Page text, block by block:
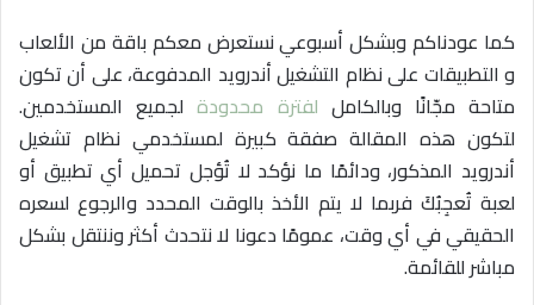
كما عودناكم وبشكل أسبوعي نستعرض معكم باقة من الألعاب
و التطبيقات على نظام التشغيل أندرويد المدفوعة، على أن تكون
متاحة مجّانًا وبالكامل لفترة محدودةلجميع المستخدمين.
لتكون هذه المقالة صفقة كبيرة لمستخدمي نظام تشغيل
أندرويد المذكور، ودائمًا ما نؤكد لا تُؤجل تحميل أي تطبيق أو
لعبة تُعجِبُكَ فربما لا يتم الأخذ بالوقت المحدد والرجوع لسعره
الحقيقي في أي وقت، عمومًا دعونا لا نتحدث أكثر وننتقل بشكل
مباشر للقائمة.